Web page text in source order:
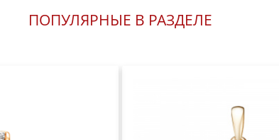
ПОПУЛЯРНЫЕ В РАЗДЕЛЕ